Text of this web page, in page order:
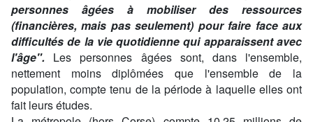
personnes âgées à mobiliser des ressources
(financières, mais pas seulement) pour faire face aux
difficultés de la vie quotidienne qui apparaissent avec
l'âge". Les personnes âgées sont, dans l'ensemble,
nettement moins diplômées que l'ensemble de la
population, compte tenu de la période à laquelle elles ont
fait leurs études.